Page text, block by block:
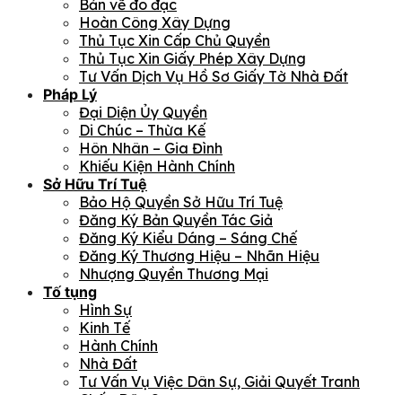
Bản vẽ đo đạc
Hoàn Công Xây Dựng
Thủ Tục Xin Cấp Chủ Quyền
Thủ Tục Xin Giấy Phép Xây Dựng
Tư Vấn Dịch Vụ Hồ Sơ Giấy Tờ Nhà Đất
Pháp Lý
Đại Diện Ủy Quyền
Di Chúc – Thừa Kế
Hôn Nhân – Gia Đình
Khiếu Kiện Hành Chính
Sở Hữu Trí Tuệ
Bảo Hộ Quyền Sở Hữu Trí Tuệ
Đăng Ký Bản Quyền Tác Giả
Đăng Ký Kiểu Dáng – Sáng Chế
Đăng Ký Thương Hiệu – Nhãn Hiệu
Nhượng Quyền Thương Mại
Tố tụng
Hình Sự
Kinh Tế
Hành Chính
Nhà Đất
Tư Vấn Vụ Việc Dân Sự, Giải Quyết Tranh